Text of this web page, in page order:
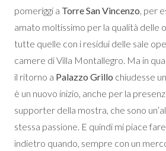
pomeriggi a Torre San Vincenzo , per
amato moltissimo per la qualità delle
tutte quelle con i residui delle sale
camere di Villa Montallegro. Ma in
il ritorno a Palazzo Grillo chiudesse
è un nuovo inizio, anche per la
supporter della mostra, che sono
stessa passione. E quindi mi piace
indietro quando, sempre con un